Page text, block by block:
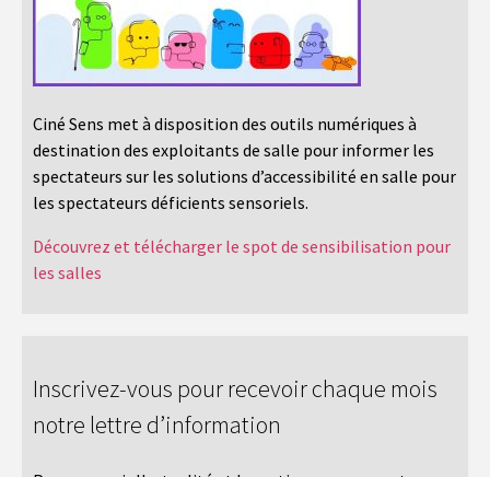
Ciné Sens met à disposition des outils numériques à
destination des exploitants de salle pour informer les
spectateurs sur les solutions d’accessibilité en salle pour
les spectateurs déficients sensoriels.
Découvrez et télécharger le spot de sensibilisation pour
les salles
Inscrivez-vous pour recevoir chaque mois
notre lettre d’information